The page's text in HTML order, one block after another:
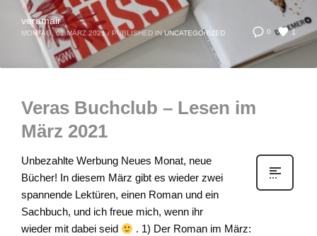
0 1
veramair
MONTAG, 01 MÄRZ 2021 / PUBLISHED IN UNCATEGORIZED
Veras Buchclub – Lesen im
März 2021
Unbezahlte Werbung Neues Monat, neue
Bücher! In diesem März gibt es wieder zwei
spannende Lektüren, einen Roman und ein
Sachbuch, und ich freue mich, wenn ihr
wieder mit dabei seid
. 1) Der Roman im März: